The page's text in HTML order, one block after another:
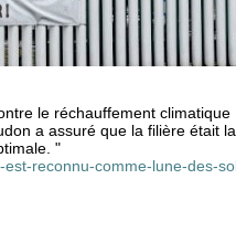
le réchauffement climatique
a assuré que la filière était
"
reconnu-comme-lune-des-